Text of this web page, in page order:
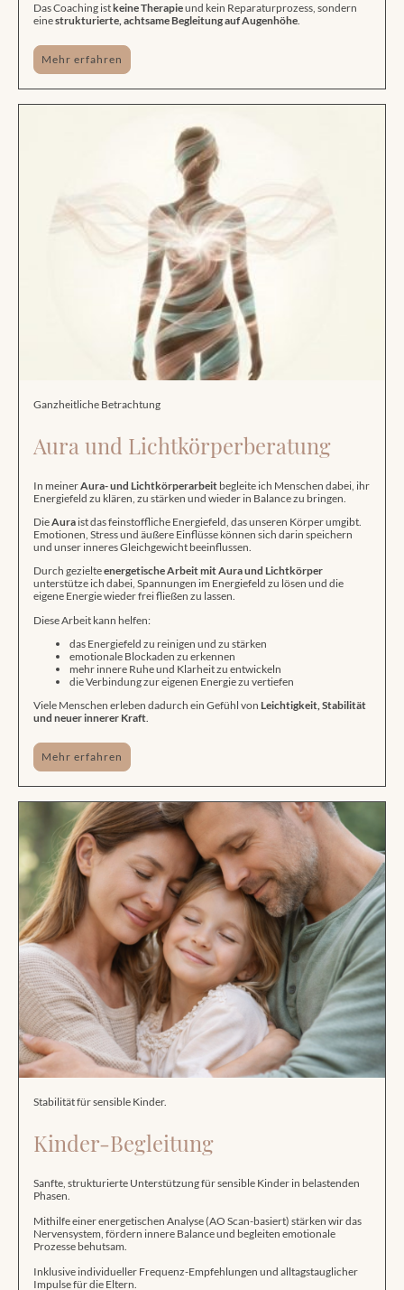
Das Coaching istkeine Therapieund kein Reparaturprozess, sondern
einestrukturierte, achtsame Begleitung auf Augenhöhe.
Mehr erfahren
Ganzheitliche Betrachtung
Aura und Lichtkörperberatung
In meinerAura- und Lichtkörperarbeit begleite ich Menschen dabei, ihr
Energiefeld zu klären, zu stärken und wieder in Balance zu bringen.
DieAura ist das feinstoffliche Energiefeld, das unseren Körper umgibt.
Emotionen, Stress und äußere Einflüsse können sich darin speichern
und unser inneres Gleichgewicht beeinflussen.
Durch gezielteenergetische Arbeit mit Aura und Lichtkörper
unterstütze ich dabei, Spannungen im Energiefeld zu lösen und die
eigene Energie wieder frei fließen zu lassen.
Diese Arbeit kann helfen:
das Energiefeld zu reinigen und zu stärken
emotionale Blockaden zu erkennen
mehr innere Ruhe und Klarheit zu entwickeln
die Verbindung zur eigenen Energie zu vertiefen
Viele Menschen erleben dadurch ein Gefühl von Leichtigkeit, Stabilität
und neuer innerer Kraft.
Mehr erfahren
Stabilität für sensible Kinder.
Kinder-Begleitung
Sanfte, strukturierte Unterstützung für sensible Kinder in belastenden
Phasen.
Mithilfe einer energetischen Analyse (AO Scan-basiert) stärken wir das
Nervensystem, fördern innere Balance und begleiten emotionale
Prozesse behutsam.
Inklusive individueller Frequenz-Empfehlungen und alltagstauglicher
Impulse für die Eltern.